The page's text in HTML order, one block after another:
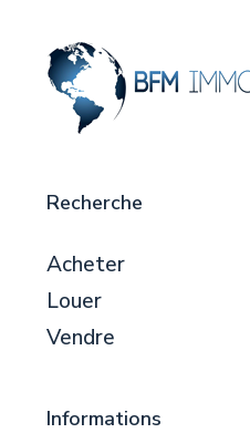
Recherche
Acheter
Louer
Vendre
Informations